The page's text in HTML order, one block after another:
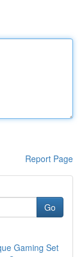
Report Page
Go
Gaming Set